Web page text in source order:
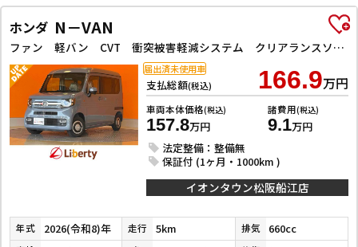
ホンダ N－VAN
ファン 軽バン CVT 衝突被害軽減システム クリアランスソナー オートクルーズコントロール レーンアシスト バックカメラ 両側スライドドア スマートキー アイドリングストップ 電動格納ミラー オートライト
支払総額(税込) 166.9万円
車両本体価格(税込)
157.8万円
諸費用(税込)
9.1万円
法定整備：整備無
保証付 (1ヶ月・1000km )
届出済未使用車
イオンタウン松阪船江店
年式 2026(令和8)年 走行 5km 排気 660cc